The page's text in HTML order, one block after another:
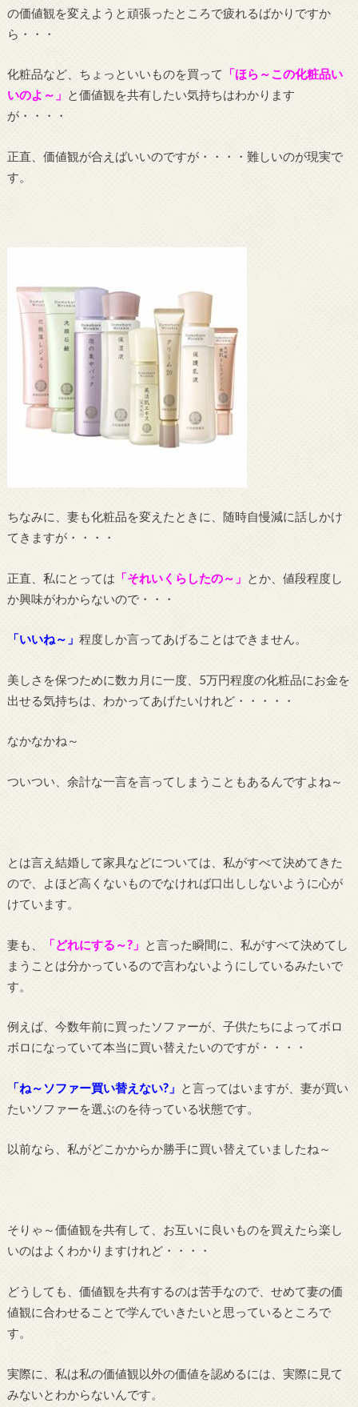
の価値観を変えようと頑張ったところで疲れるばかりですか
ら・・・
化粧品など、ちょっといいものを買って
「ほら～この化粧品い
いのよ～」 と価値観を共有したい気持ちはわかります
が・・・・
正直、価値観が合えばいいのですが・・・・難しいのが現実で
す。
ちなみに、妻も化粧品を変えたときに、随時自慢減に話しかけ
てきますが・・・・
正直、私にとっては 「それいくらしたの～」 とか、値段程度し
か興味がわからないので・・・
「いいね～」 程度しか言ってあげることはできません。
美しさを保つために数カ月に一度、5万円程度の化粧品にお金を
出せる気持ちは、わかってあげたいけれど・・・・・
なかなかね～
ついつい、余計な一言を言ってしまうこともあるんですよね～
とは言え結婚して家具などについては、私がすべて決めてきた
ので、よほど高くないものでなければ口出ししないように心が
けています。
妻も、 「どれにする～?」 と言った瞬間に、私がすべて決めてし
まうことは分かっているので言わないようにしているみたいで
す。
例えば、今数年前に買ったソファーが、子供たちによってボロ
ボロになっていて本当に買い替えたいのですが・・・・
「ね～ソファー買い替えない?」 と言ってはいますが、妻が買い
たいソファーを選ぶのを待っている状態です。
以前なら、私がどこかからか勝手に買い替えていましたね～
そりゃ～価値観を共有して、お互いに良いものを買えたら楽し
いのはよくわかりますけれど・・・・
どうしても、価値観を共有するのは苦手なので、せめて妻の価
値観に合わせることで学んでいきたいと思っているところで
す。
実際に、私は私の価値観以外の価値を認めるには、実際に見て
みないとわからないんです。